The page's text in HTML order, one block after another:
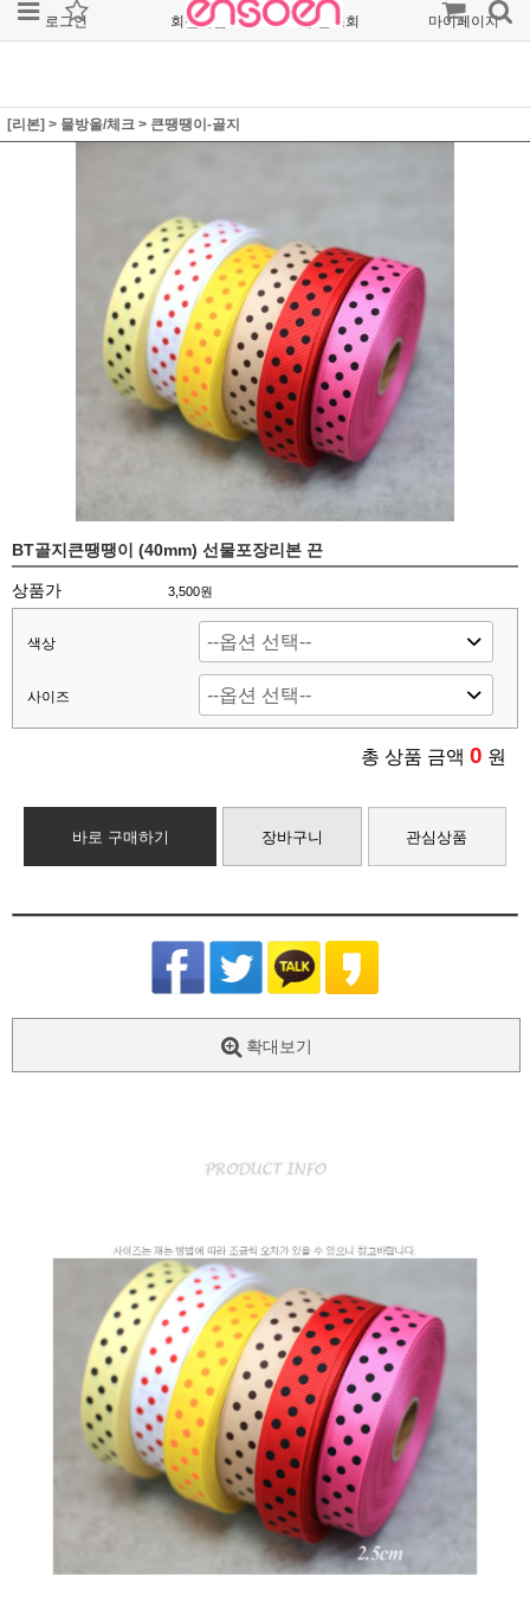
로그인 회원가입 주문조회 마이페이지
[리본] > 물방울/체크 > 큰땡땡이-골지
BT골지큰땡땡이 (40mm) 선물포장리본 끈
상품가 3,500원
색상
사이즈
총 상품 금액 0 원
바로 구매하기 장바구니 관심상품
확대보기